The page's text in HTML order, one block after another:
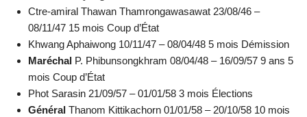
Ctre-amiral Thawan Thamrongawasawat 23/08/46 –
08/11/47 15 mois Coup d’État
Khwang Aphaiwong 10/11/47 – 08/04/48 5 mois Démission
Maréchal P. Phibunsongkhram 08/04/48 – 16/09/57 9 ans 5
mois Coup d’État
Phot Sarasin 21/09/57 – 01/01/58 3 mois Élections
Général Thanom Kittikachorn 01/01/58 – 20/10/58 10 mois